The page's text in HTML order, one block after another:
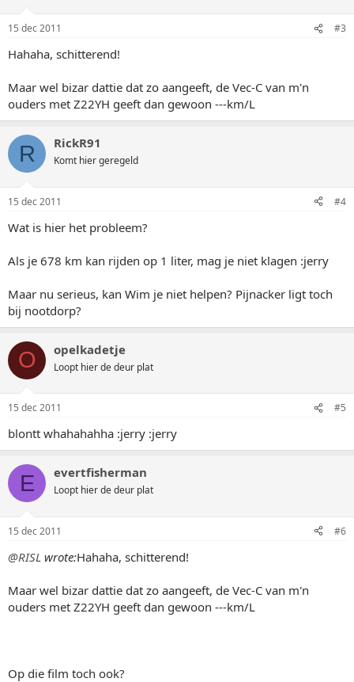
15 dec 2011 #3
Hahaha, schitterend!
Maar wel bizar dattie dat zo aangeeft, de Vec-C van m'n
ouders met Z22YH geeft dan gewoon ---km/L
R RickR91
Komt hier geregeld
15 dec 2011 #4
Wat is hier het probleem?
Als je 678 km kan rijden op 1 liter, mag je niet klagen :jerry
Maar nu serieus, kan Wim je niet helpen? Pijnacker ligt toch
bij nootdorp?
O opelkadetje
Loopt hier de deur plat
15 dec 2011 #5
blontt whahahahha :jerry :jerry
E evertfisherman
Loopt hier de deur plat
15 dec 2011 #6
@RISL wrote:Hahaha, schitterend!
Maar wel bizar dattie dat zo aangeeft, de Vec-C van m'n
ouders met Z22YH geeft dan gewoon ---km/L
Op die film toch ook?